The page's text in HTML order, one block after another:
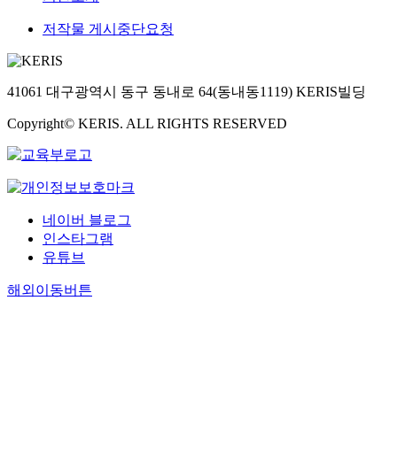
저작물 게시중단요청
41061 대구광역시 동구 동내로 64(동내동1119) KERIS빌딩
Copyright© KERIS. ALL RIGHTS RESERVED
네이버 블로그
인스타그램
유튜브
해외이동버튼